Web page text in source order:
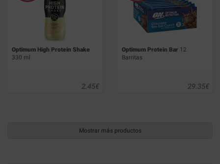
Optimum High Protein Shake
330 ml
€
2.45
Optimum Protein Bar 12
Barritas
€
29.35
Mostrar más productos